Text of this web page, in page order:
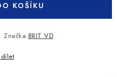
KOŠÍKU
Značka:BRIT VD